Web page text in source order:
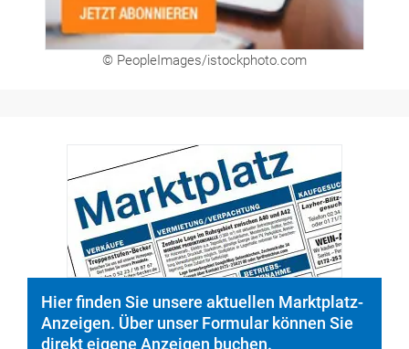
© PeopleImages/istockphoto.com
Hier finden Sie unsere aktuellen Marktplatz-
Anzeigen. Über unser Formular können Sie
direkt eigene Anzeigen buchen.